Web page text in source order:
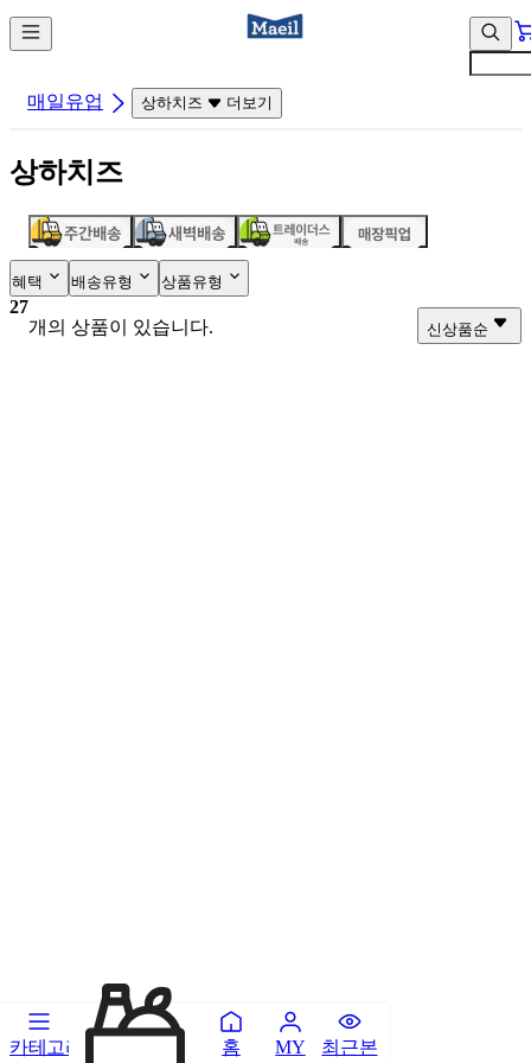
컨
텐
기
앱
바
매일유업 상하치즈 더보기
상하치즈
혜택 배송유형 상품유형
27
개의 상품이 있습니다.
신상품순
카테고리 홈 MY 최근본